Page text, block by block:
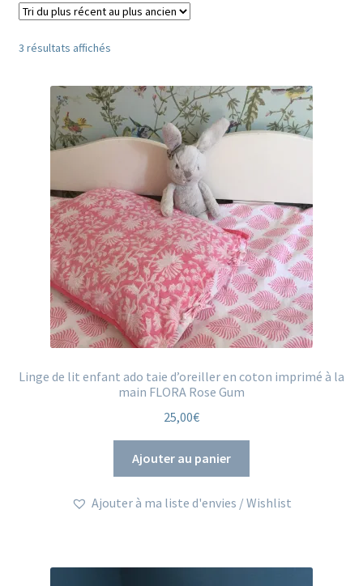
3 résultats affichésTrié
plus
récent
au
plus
Linge de lit enfant ado taie d’oreiller en coton imprimé à la
main FLORA Rose Gum
25,00€
Ajouter au panier
Ajouter à ma liste d'envies / Wishlist